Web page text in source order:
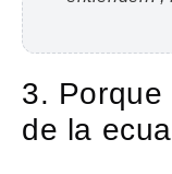
3. Porque
de la